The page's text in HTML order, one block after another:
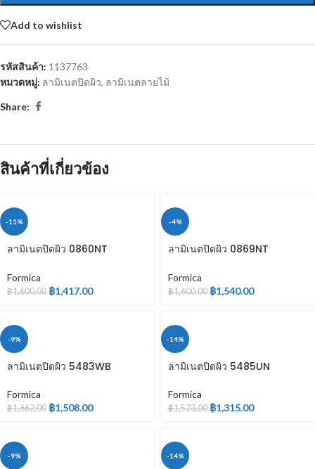
Add to wishlist
รหัสสินค้า: 1137763
หมวดหมู่: ลามิเนตปิดผิว, ลามิเนตลายไม้
Share:
สินค้าที่เกี่ยวข้อง
-11%
ลามิเนตปิดผิว 0860NT
Formica
฿1,600.00 ฿1,417.00
-4%
ลามิเนตปิดผิว 0869NT
Formica
฿1,600.00 ฿1,540.00
-9%
ลามิเนตปิดผิว 5483WB
Formica
฿1,662.00 ฿1,508.00
-14%
ลามิเนตปิดผิว 5485UN
Formica
฿1,523.00 ฿1,315.00
-9% -14%